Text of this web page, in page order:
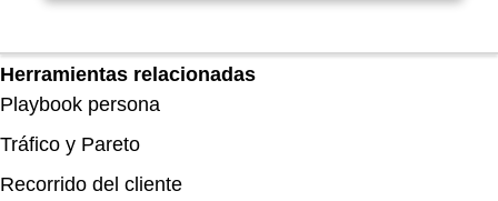
Herramientas relacionadas
Playbook persona
Tráfico y Pareto
Recorrido del cliente